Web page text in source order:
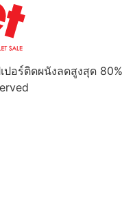
ปอร์ติดผนังลดสูงสุด 80%